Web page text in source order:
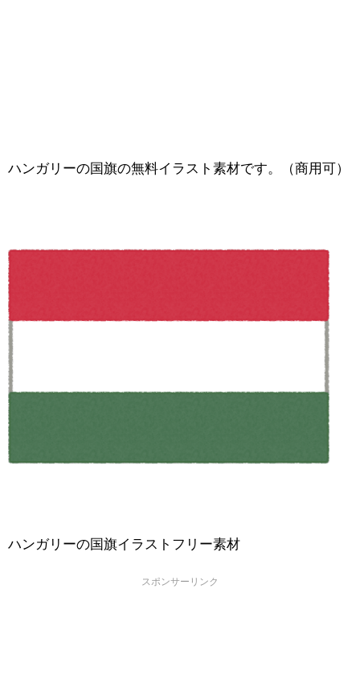
ハンガリーの国旗の無料イラスト素材です。（商用可）
ハンガリーの国旗イラストフリー素材
スポンサーリンク